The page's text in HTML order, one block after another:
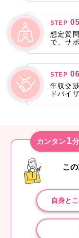
STEP 05
想定質
で、サ
STEP 06
年収交
ドバイ
カンタン1
こ
自身と